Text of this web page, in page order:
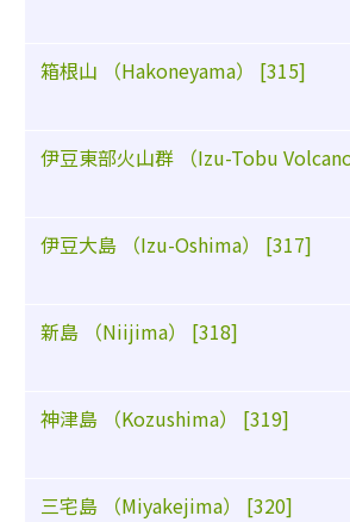
箱根山 （Hakoneyama） [315]
伊豆東部火山群 （Izu-Tobu
伊豆大島 （Izu-Oshima） [317]
新島 （Niijima） [318]
神津島 （Kozushima） [319]
三宅島 （Miyakejima） [320]